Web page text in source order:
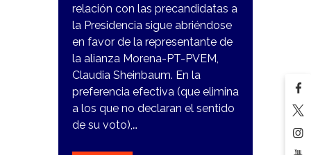
relación con las precandidatas a
la Presidencia sigue abriéndose
en favor de la representante de
la alianza Morena-PT-PVEM,
Claudia Sheinbaum. En la
preferencia efectiva (que elimina
a los que no declaran el sentido
de su voto),…